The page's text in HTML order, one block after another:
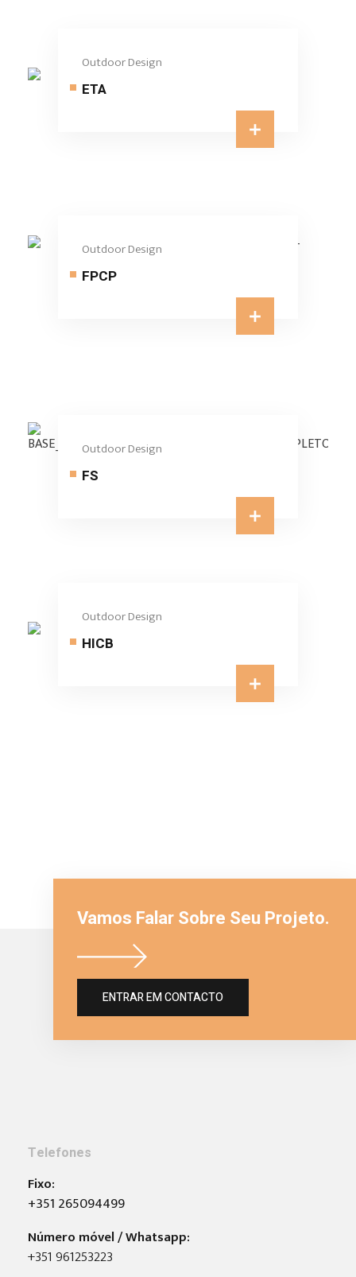
ETA
Outdoor Design
FPCP
Outdoor Design
FS
Outdoor Design
HICB
Outdoor Design
Vamos Falar Sobre Seu Projeto.
ENTRAR EM CONTACTO
Telefones
Fixo:
+351 265094499
Número móvel / Whatsapp:
+351 961253223